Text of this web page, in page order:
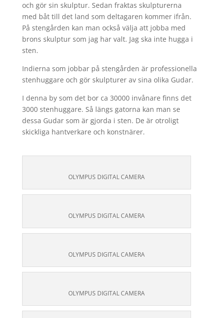
och gör sin skulptur. Sedan fraktas skulpturerna
med båt till det land som deltagaren kommer ifrån.
På stengården kan man också välja att jobba med
brons skulptur som jag har valt. Jag ska inte hugga i
sten.
Indierna som jobbar på stengården är professionella
stenhuggare och gör skulpturer av sina olika Gudar.
I denna by som det bor ca 30000 invånare finns det
3000 stenhuggare. Så längs gatorna kan man se
dessa Gudar som är gjorda i sten. De är otroligt
skickliga hantverkare och konstnärer.
OLYMPUS DIGITAL CAMERA
OLYMPUS DIGITAL CAMERA
OLYMPUS DIGITAL CAMERA
OLYMPUS DIGITAL CAMERA